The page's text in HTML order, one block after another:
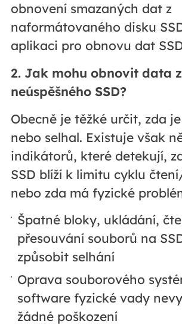
obnovení smazaných dat z
naformátovaného disku
aplikaci pro obnovu dat
2. Jak mohu obnovit data z
neúspěšného SSD?
Obecně je těžké určit, zda
nebo selhal. Existuje však
indikátorů, které detekují,
SSD blíží k limitu cyklu
nebo zda má fyzické
Špatné bloky, ukládání,
přesouvání souborů na
způsobit selhání
Oprava souborového
software fyzické vady
žádné poškození